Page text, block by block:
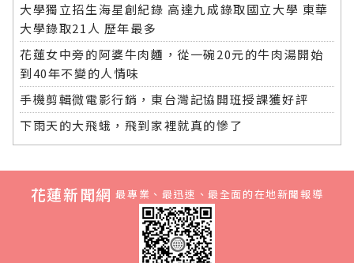
大學獨立招生海星創紀錄 高達九成錄取國立大學 東華
大學錄取21人 歷年最多
花蓮女中旁的阿婆牛肉麵，從一碗20元的牛肉湯開始
到40年不變的人情味
手機剪輯微電影行銷，東台灣記協開班授課獲好評
下雨天的大飛蛾，飛到家裡就真的慘了
花蓮新聞網 最專業、最迅速、最全面的在地新聞報導